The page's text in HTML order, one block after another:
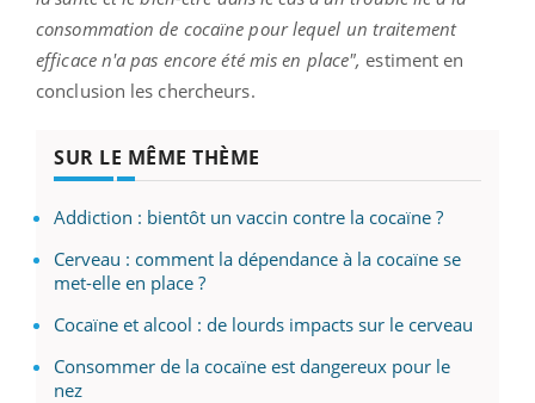
consommation de cocaïne pour lequel un traitement
efficace n'a pas encore été mis en place", estiment en
conclusion les chercheurs.
SUR LE MÊME THÈME
Addiction : bientôt un vaccin contre la cocaïne ?
Cerveau : comment la dépendance à la cocaïne se
met-elle en place ?
Cocaïne et alcool : de lourds impacts sur le cerveau
Consommer de la cocaïne est dangereux pour le
nez